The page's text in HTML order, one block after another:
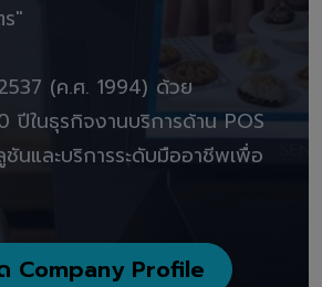
"
(ค.ศ. 1994) ด้วย
ปีในธุรกิจงานบริการด้าน POS
นและบริการระดับมืออาชีพเพื่อ
Company Profile